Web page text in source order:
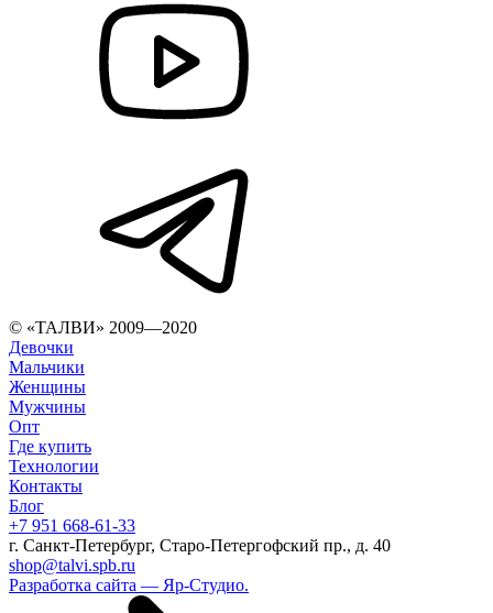
© «ТАЛВИ» 2009—2020
Девочки
Мальчики
Женщины
Мужчины
Опт
Где купить
Технологии
Контакты
Блог
+7 951 668-61-33
г. Санкт-Петербург, Старо-Петергофский пр., д. 40
shop@talvi.spb.ru
Разработка сайта — Яр-Студио.